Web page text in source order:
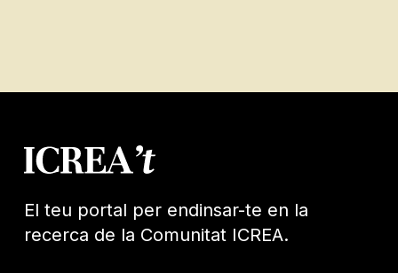
El teu portal per endinsar-te en la
recerca de la Comunitat ICREA.